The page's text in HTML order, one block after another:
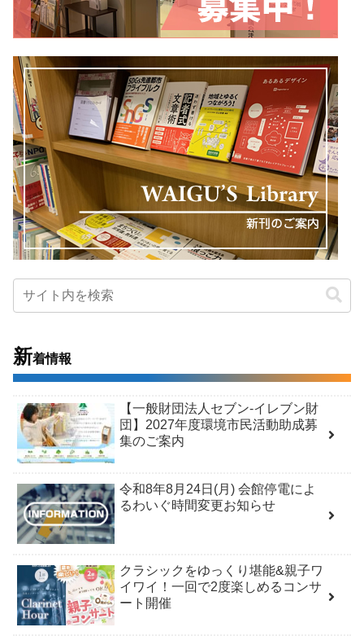
新着情報
【一般財団法人セブン-イレブン財
団】2027年度環境市民活動助成募
集のご案内
令和8年8月24日(月) 会館停電によ
るわいぐ時間変更お知らせ
クラシックをゆっくり堪能&親子ワ
イワイ！一回で2度楽しめるコンサ
ート開催